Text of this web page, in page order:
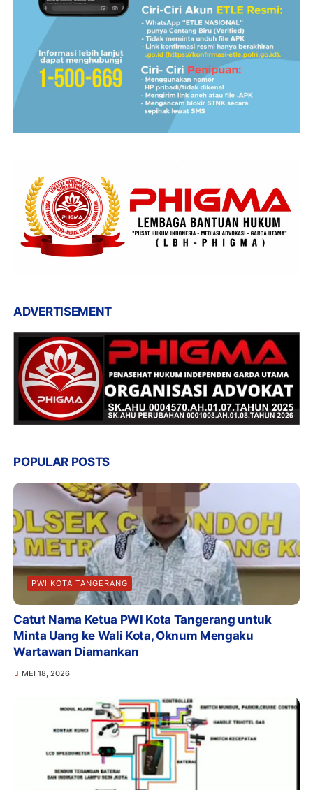
ADVERTISEMENT
POPULAR POSTS
PWI KOTA TANGERANG
Catut Nama Ketua PWI Kota Tangerang untuk
Minta Uang ke Wali Kota, Oknum Mengaku
Wartawan Diamankan
MEI 18, 2026